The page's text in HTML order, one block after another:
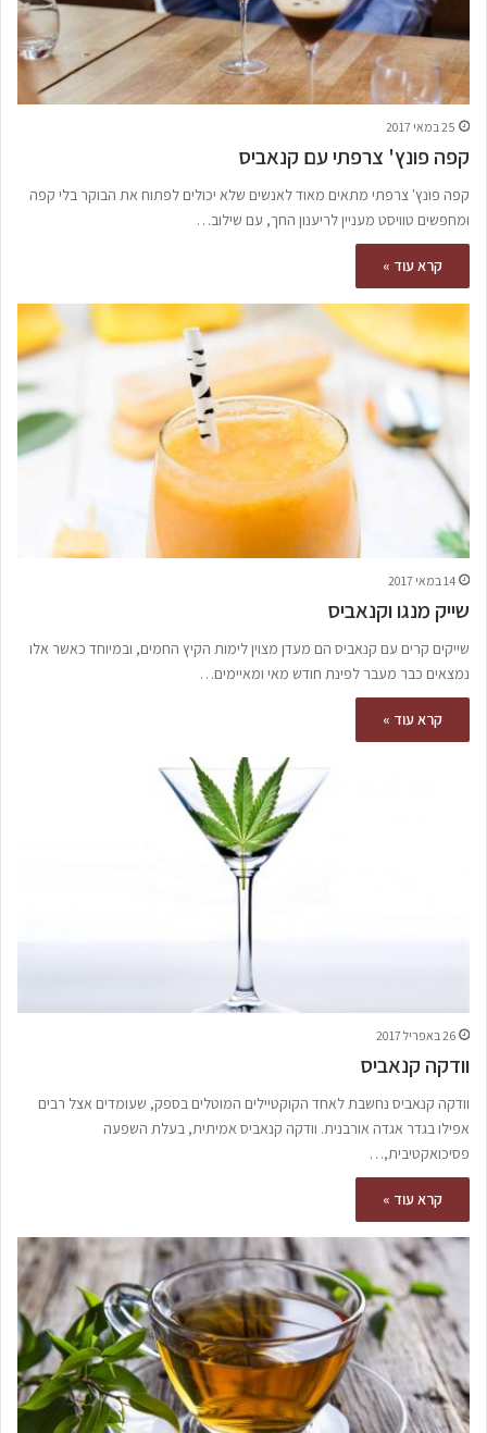
25 במאי 2017
קפה פונץ' צרפתי עם קנאביס
קפה פונץ' צרפתי מתאים מאוד לאנשים שלא יכולים לפתוח את הבוקר בלי קפה
ומחפשים טוויסט מעניין לריענון החך, עם שילוב…
קרא עוד »
14 במאי 2017
שייק מנגו וקנאביס
שייקים קרים עם קנאביס הם מעדן מצוין לימות הקיץ החמים, ובמיוחד כאשר אלו
נמצאים כבר מעבר לפינת חודש מאי ומאיימים…
קרא עוד »
26 באפריל 2017
וודקה קנאביס
וודקה קנאביס נחשבת לאחד הקוקטיילים המוטלים בספק, שעומדים אצל רבים
אפילו בגדר אגדה אורבנית. וודקה קנאביס אמיתית, בעלת השפעה
פסיכואקטיבית,…
קרא עוד »